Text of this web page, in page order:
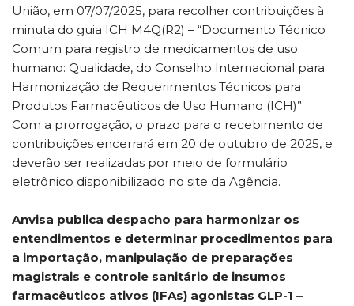
União, em 07/07/2025, para recolher contribuições à
minuta do guia ICH M4Q(R2) – “Documento Técnico
Comum para registro de medicamentos de uso
humano: Qualidade, do Conselho Internacional para
Harmonização de Requerimentos Técnicos para
Produtos Farmacêuticos de Uso Humano (ICH)”.
Com a prorrogação, o prazo para o recebimento de
contribuições encerrará em 20 de outubro de 2025, e
deverão ser realizadas por meio de formulário
eletrônico disponibilizado no site da Agência.
Anvisa publica despacho para harmonizar os
entendimentos e determinar procedimentos para
a importação, manipulação de preparações
magistrais e controle sanitário de insumos
farmacêuticos ativos (IFAs) agonistas GLP-1 –